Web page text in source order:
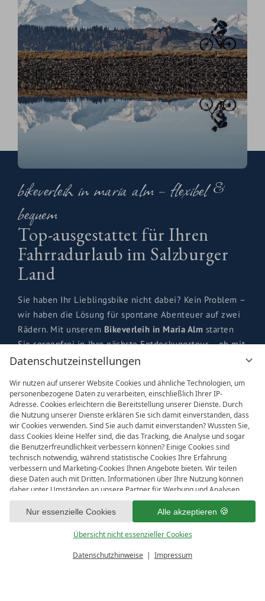
Datenschutzeinstellungen
Wir nutzen auf unserer Website Cookies und ähnliche Technologien, um
personenbezogene Daten zu verarbeiten, einschließlich Ihrer IP-
Adresse. Cookies erleichtern die Bereitstellung unserer Dienste. Durch
die Nutzung unserer Dienste erklären Sie sich damit einverstanden, dass
wir Cookies verwenden. Sind Sie auch damit einverstanden? Wussten Sie,
dass Cookies kleine Helfer sind, die das Tracking, die Analyse und sogar
die Benutzerfreundlichkeit verbessern können? Einige Cookies sind
technisch notwendig, während statistische Cookies Ihre Erfahrung
verbessern und Marketing-Cookies Ihnen Angebote bieten. Wir teilen
diese Daten auch mit Dritten. Informationen über Ihre Nutzung können
daher unter Umständen an unsere Partner für Werbung und Analysen
weitergegeben werden. Die Verarbeitung der Daten erfolgt entweder mit
Ihrer Zustimmung oder aufgrund unseres berechtigten Interesses, dem
Sie in den individuellen Datenschutzeinstellungen widersprechen können.
Sie haben das Recht, nur in wesentliche Dienste einzuwilligen und Ihre
ändern oder zu widerrufen. Hier haben Sie die Möglichkeit Ihre
Alle akzeptieren
Nur essenzielle Cookies
Übersicht nicht essenzieller Cookies
Datenschutzhinweise Impressum
Gutscheine & Mehr Menü Buchen & Anfragen
bereit für
ganz persönliche Energiepause. Wer mag, gönnt sich
unterwegs eine zünftige Jause auf der Alm – mit Blick
auf die Bergkulisse.
✔ Viele Bergbahnen kostenlos nutzbar – dank
Hochkönig Card
✔ Geführte E-Mountainbike-Touren mit geprüften
Guides
✔ Wochenprogramm mit Bike-Highlights direkt ab Hotel
✔ Hochwertiger Bike-Verleih (gegen Gebühr) bei
✔ Sicherer Bike-Raum im Resort – alles trocken &
✔ GPS-Tourenvorschläge & Kartenmaterial inklusive
IhrE-Bike-Urlaub in der HOCHKÖNIGIN
Ob als Paar oder mit Freunden – treten Sie los und
erleben Sie das Salzburger Land mit Rückenwind.
bikeverleih in maria alm – flexibel &
bequem
Top-ausgestattet für Ihren
Fahrradurlaub im Salzburger
Land
Sie haben Ihr Lieblingsbike nicht dabei? Kein Problem –
wir haben die Lösung für spontane Abenteuer auf zwei
Rädern. Mit unserem Bikeverleih in Maria Alm starten
Sie sorgenfrei in Ihre nächste Entdeckungstour – ob mit
demE-Mountainbikeoder dem klassischen
MEHR ERFAHREN
Unser Tipp: DieSportgeschäfte rund um die
HOCHKÖNIGINbieten eine große Auswahl an
hochwertigen Bikes und Zubehör. Egal ob Genusstour
oder Gipfelausflug – hier finden Sie garantiert das
richtige Modell für IhrenFahrradurlaub am Hochkönig.
✔ Top-Leistungen für Ihren Bikeurlaub:
alles für ihren bikeurlaub am hochkönig
HOCHKÖNIGIN Bike-Service
– rundum sorglos auf zwei